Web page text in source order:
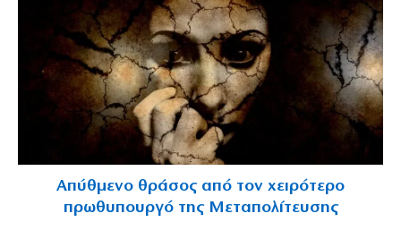
Απύθμενο θράσος από τον χειρότερο
πρωθυπουργό της Μεταπολίτευσης